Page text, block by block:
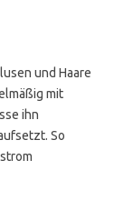
und Haare
mit
ihn
So